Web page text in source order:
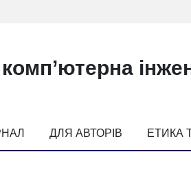
ДЛЯ АВТОРІВ ЕТИКА